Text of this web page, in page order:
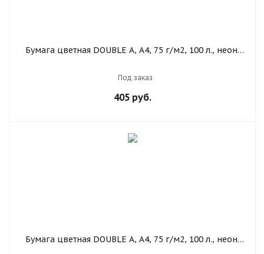
Бумага цветная DOUBLE A, А4, 75 г/м2, 100 л., неон,
Под заказ
405 руб.
Бумага цветная DOUBLE A, А4, 75 г/м2, 100 л., неон,